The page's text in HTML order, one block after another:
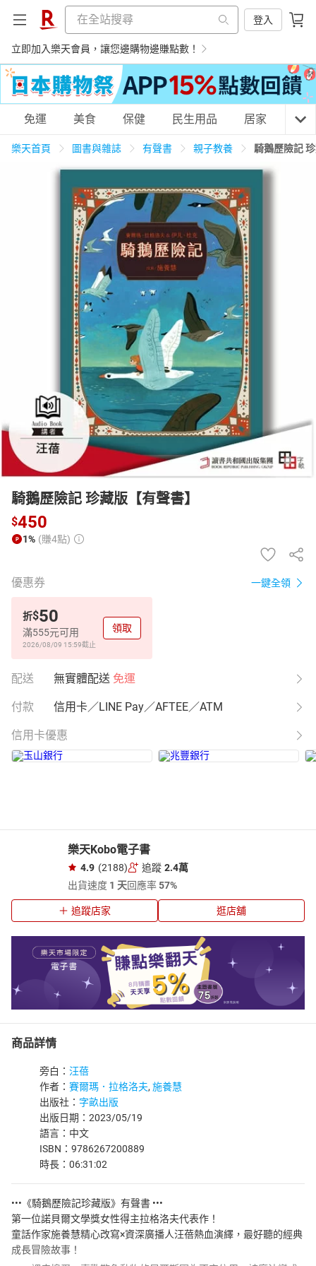
登入
立即加入樂天會員，讓您邊購物邊賺點數！
購物網分類
美食蛋糕 養生保健 民生用品
3C家電 運動休閒
化妝保養
電子/紙本書
HOT
免運 美食 保健 民生用品 居家 3C
樂天首頁 圖書與雜誌 有聲書 親子教養 騎鵝歷險記
騎鵝歷險記 珍藏版【有聲書】
$450
1% (賺4點)
優惠券 一鍵全領
折$50
滿555元可用
2026/08/09 15:59截止
領取
配送 無實體配送 免運
付款 信用卡／LINE Pay／AFTEE／ATM
信用卡優惠
樂天Kobo電子書
4.9 (2188) 追蹤 2.4萬
出貨速度 1 天回應率57%
追蹤店家 逛店舖
商品詳情
旁白： 汪蓓
作者： 賽爾瑪．拉格洛夫, 施養慧
出版社： 字畝出版
出版日期：2023/05/19
語言：中文
ISBN：9786267200889
時長：06:31:02
•••《騎鵝歷險記珍藏版》有聲書 •••
第一位諾貝爾文學獎女性得主拉格洛夫代表作！
童話作家施養慧精心改寫×資深廣播人汪蓓熱血演繹，最好聽的經典
成長冒險故事！